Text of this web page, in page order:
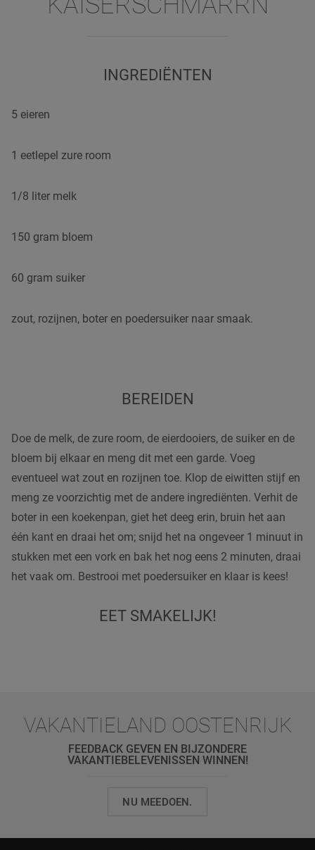
INGREDIËNTEN
5 eieren
1 eetlepel zure room
1/8 liter melk
150 gram bloem
60 gram suiker
zout, rozijnen, boter en poedersuiker naar smaak.
BEREIDEN
Doe de melk, de zure room, de eierdooiers, de suiker en de
bloem bij elkaar en meng dit met een garde. Voeg
eventueel wat zout en rozijnen toe. Klop de eiwitten stijf en
meng ze voorzichtig met de andere ingrediënten. Verhit de
boter in een koekenpan, giet het deeg erin, bruin het aan
één kant en draai het om; snijd het na ongeveer 1 minuut in
stukken met een vork en bak het nog eens 2 minuten, draai
het vaak om. Bestrooi met poedersuiker en klaar is kees!
EET SMAKELIJK!
VAKANTIELAND OOSTENRIJK
FEEDBACK GEVEN EN BIJZONDERE
VAKANTIEBELEVENISSEN WINNEN!
NU MEEDOEN.